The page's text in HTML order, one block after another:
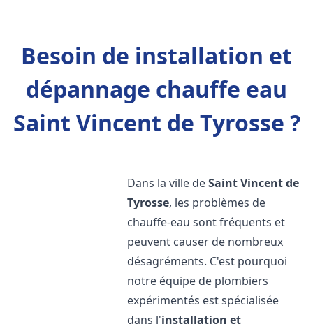
Besoin de installation et
dépannage chauffe eau
Saint Vincent de Tyrosse ?
Dans la ville deSaint Vincent de
Tyrosse, les problèmes de
chauffe-eau sont fréquents et
peuvent causer de nombreux
désagréments. C'est pourquoi
notre équipe de plombiers
expérimentés est spécialisée
dans l'installation et